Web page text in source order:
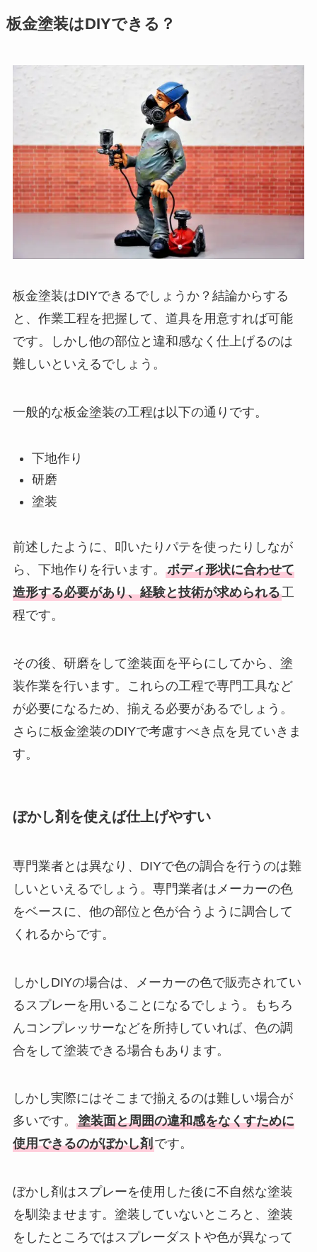
板金塗装はDIYできる？
板金塗装はDIYできるでしょうか？結論からする
と、作業工程を把握して、道具を用意すれば可能
です。しかし他の部位と違和感なく仕上げるのは
難しいといえるでしょう。
一般的な板金塗装の工程は以下の通りです。
下地作り
研磨
塗装
前述したように、叩いたりパテを使ったりしなが
ら、下地作りを行います。 ボディ形状に合わせて
造形する必要があり、経験と技術が求められる工
程です。
その後、研磨をして塗装面を平らにしてから、塗
装作業を行います。これらの工程で専門工具など
が必要になるため、揃える必要があるでしょう。
さらに板金塗装のDIYで考慮すべき点を見ていきま
す。
ぼかし剤を使えば仕上げやすい
専門業者とは異なり、DIYで色の調合を行うのは難
しいといえるでしょう。専門業者はメーカーの色
をベースに、他の部位と色が合うように調合して
くれるからです。
しかしDIYの場合は、メーカーの色で販売されてい
るスプレーを用いることになるでしょう。もちろ
んコンプレッサーなどを所持していれば、色の調
合をして塗装できる場合もあります。
しかし実際にはそこまで揃えるのは難しい場合が
多いです。 塗装面と周囲の違和感をなくすために
使用できるのがぼかし剤です。
ぼかし剤はスプレーを使用した後に不自然な塗装
を馴染ませます。塗装していないところと、塗装
をしたところではスプレーダストや色が異なって